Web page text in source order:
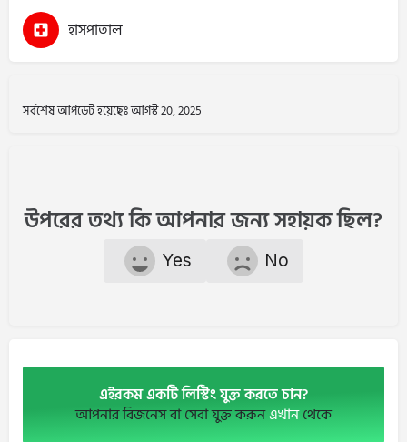
হাসপাতাল
সর্বশেষ আপডেট হয়েছেঃ আগস্ট 20, 2025
উপরের তথ্য কি আপনার জন্য সহায়ক ছিল?
Yes No
এইরকম একটি লিস্টিং যুক্ত করতে চান?
আপনার বিজনেস বা সেবা যুক্ত করুনএখানথেকে